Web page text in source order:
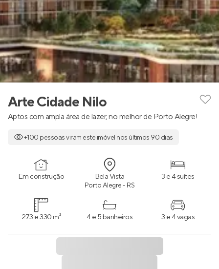
Arte Cidade Nilo
Aptos com ampla área de lazer, no melhor de Porto Alegre!
+100 pessoas viram este imóvel nos últimos 90 dias
Em construção Bela Vista
Porto Alegre - RS
3 e 4 suítes
273 e 330 m² 4 e 5 banheiros 3 e 4 vagas